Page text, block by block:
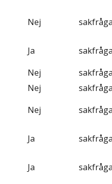
Nej
Ja
Nej
Nej
Nej
Ja
Ja